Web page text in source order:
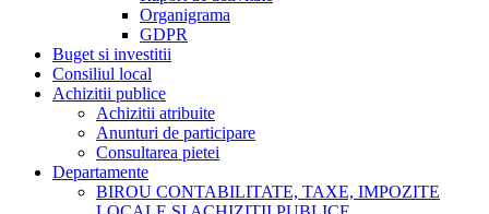
Organigrama
GDPR
Buget si investitii
Consiliul local
Achizitii publice
Achizitii atribuite
Anunturi de participare
Consultarea pietei
Departamente
BIROU CONTABILITATE, TAXE, IMPOZITE